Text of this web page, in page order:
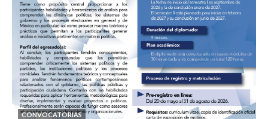
CONVOCATORIAS